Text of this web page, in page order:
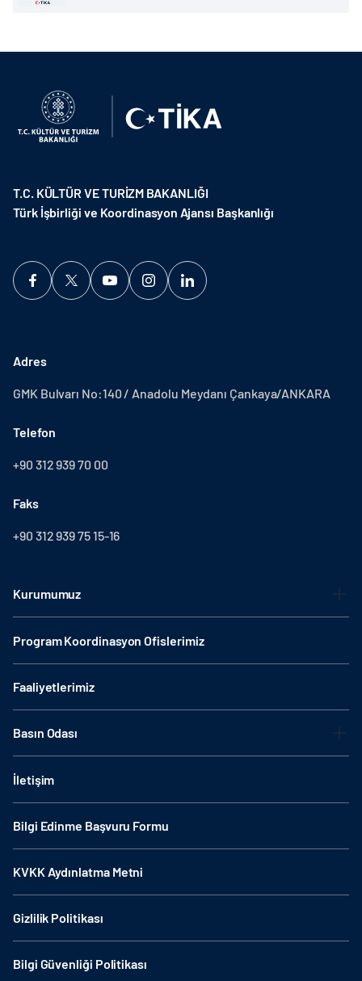
T.C. KÜLTÜR VE TURİZM BAKANLIĞI
Türk İşbirliği ve Koordinasyon Ajansı Başkanlığı
Adres
GMK Bulvarı No:140 / Anadolu Meydanı Çankaya/ANKARA
Telefon
+90 312 939 70 00
Faks
+90 312 939 75 15-16
Kurumumuz
Program Koordinasyon Ofislerimiz
Faaliyetlerimiz
Basın Odası
İletişim
Bilgi Edinme Başvuru Formu
KVKK Aydınlatma Metni
Gizlilik Politikası
Bilgi Güvenliği Politikası